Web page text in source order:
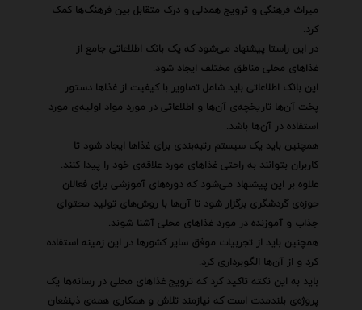
میراث فرهنگی و ترویج همدلی و درک متقابل بین فرهنگ‌ها کمک
کرد.
در این راستا پیشنهاد می‌شود که یک بانک اطلاعاتی جامع از
غذاهای محلی مناطق مختلف ایجاد شود.
این بانک اطلاعاتی باید شامل تصاویر با کیفیت از غذاها دستور
پخت آن‌ها تاریخچه‌ی آن‌ها و اطلاعاتی در مورد مواد اولیه‌ی مورد
استفاده در آن‌ها باشد.
همچنین باید یک سیستم رتبه‌بندی برای غذاها ایجاد شود تا
کاربران بتوانند به راحتی غذاهای مورد علاقه‌ی خود را پیدا کنند.
علاوه بر این پیشنهاد می‌شود که دوره‌های آموزشی برای فعالان
حوزه‌ی گردشگری برگزار شود تا آن‌ها با روش‌های تولید محتوای
جذاب و آموزنده در مورد غذاهای محلی آشنا شوند.
همچنین باید از تجربیات موفق سایر کشورها در این زمینه استفاده
کرد و از آن‌ها الگوبرداری کرد.
باید به این نکته تاکید کرد که ترویج غذاهای محلی در رسانه‌ها یک
پروژه‌ی بلندمدت است که نیازمند تلاش و همکاری همه‌ی ذینفعان